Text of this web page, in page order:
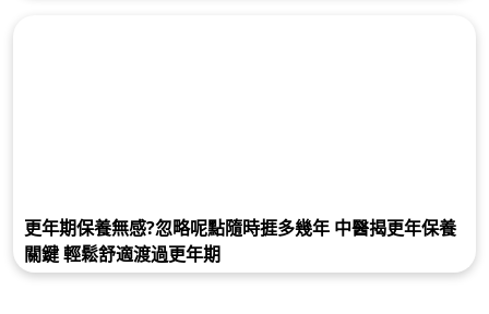
更年期保養無感?忽略呢點隨時捱多幾年 中醫揭更年保養
關鍵 輕鬆舒適渡過更年期